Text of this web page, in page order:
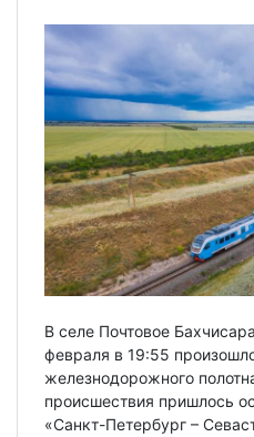
В селе Почтовое
февраля в 19:55
железнодорожного
происшествия пришлось
«Санкт-Петербург –